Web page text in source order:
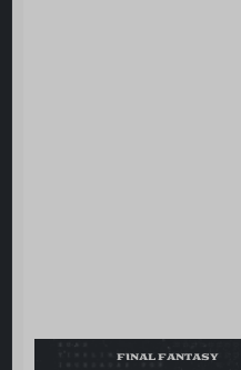
FINAL FANTASY